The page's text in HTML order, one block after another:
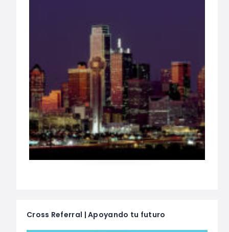
Cross Referral | Apoyando tu futuro